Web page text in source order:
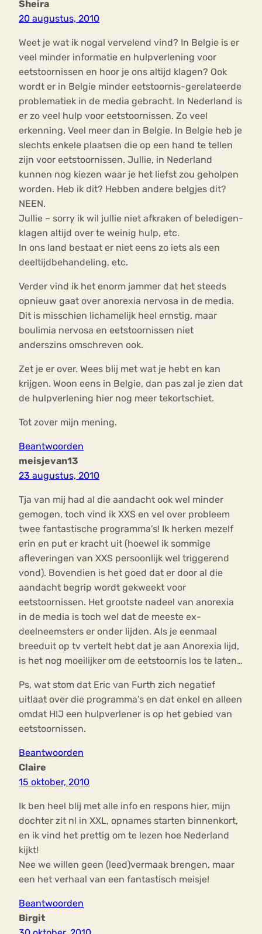
Sheira
20 augustus, 2010
Weet je wat ik nogal vervelend vind? In Belgie is er
veel minder informatie en hulpverlening voor
eetstoornissen en hoor je ons altijd klagen? Ook
wordt er in Belgie minder eetstoornis-gerelateerde
problematiek in de media gebracht. In Nederland is
er zo veel hulp voor eetstoornissen. Zo veel
erkenning. Veel meer dan in Belgie. In Belgie heb je
slechts enkele plaatsen die op een hand te tellen
zijn voor eetstoornissen. Jullie, in Nederland
kunnen nog kiezen waar je het liefst zou geholpen
worden. Heb ik dit? Hebben andere belgjes dit?
NEEN.
Jullie – sorry ik wil jullie niet afkraken of beledigen-
klagen altijd over te weinig hulp, etc.
In ons land bestaat er niet eens zo iets als een
deeltijdbehandeling, etc.
Verder vind ik het enorm jammer dat het steeds
opnieuw gaat over anorexia nervosa in de media.
Dit is misschien lichamelijk heel ernstig, maar
boulimia nervosa en eetstoornissen niet
anderszins omschreven ook.
Zet je er over. Wees blij met wat je hebt en kan
krijgen. Woon eens in Belgie, dan pas zal je zien dat
de hulpverlening hier nog meer tekortschiet.
Tot zover mijn mening.
Beantwoorden
meisjevan13
23 augustus, 2010
Tja van mij had al die aandacht ook wel minder
gemogen, toch vind ik XXS en vel over probleem
twee fantastische programma’s! Ik herken mezelf
erin en put er kracht uit (hoewel ik sommige
afleveringen van XXS persoonlijk wel triggerend
vond). Bovendien is het goed dat er door al die
aandacht begrip wordt gekweekt voor
eetstoornissen. Het grootste nadeel van anorexia
in de media is toch wel dat de meeste ex-
deelneemsters er onder lijden. Als je eenmaal
breeduit op tv vertelt hebt dat je aan Anorexia lijd,
is het nog moeilijker om de eetstoornis los te laten…
Ps, wat stom dat Eric van Furth zich negatief
uitlaat over die programma’s en dat enkel en alleen
omdat HIJ een hulpverlener is op het gebied van
eetstoornissen.
Beantwoorden
Claire
15 oktober, 2010
Ik ben heel blij met alle info en respons hier, mijn
dochter zit nl in XXL, opnames starten binnenkort,
en ik vind het prettig om te lezen hoe Nederland
kijkt!
Nee we willen geen (leed)vermaak brengen, maar
een het verhaal van een fantastisch meisje!
Beantwoorden
Birgit